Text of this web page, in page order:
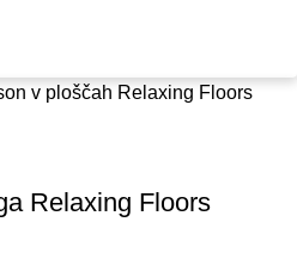
Relaxing Floors